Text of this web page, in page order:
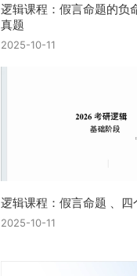
逻辑课程：假言命题的负
真题
2025-10-11
逻辑课程：假言命题 、四
2025-10-11